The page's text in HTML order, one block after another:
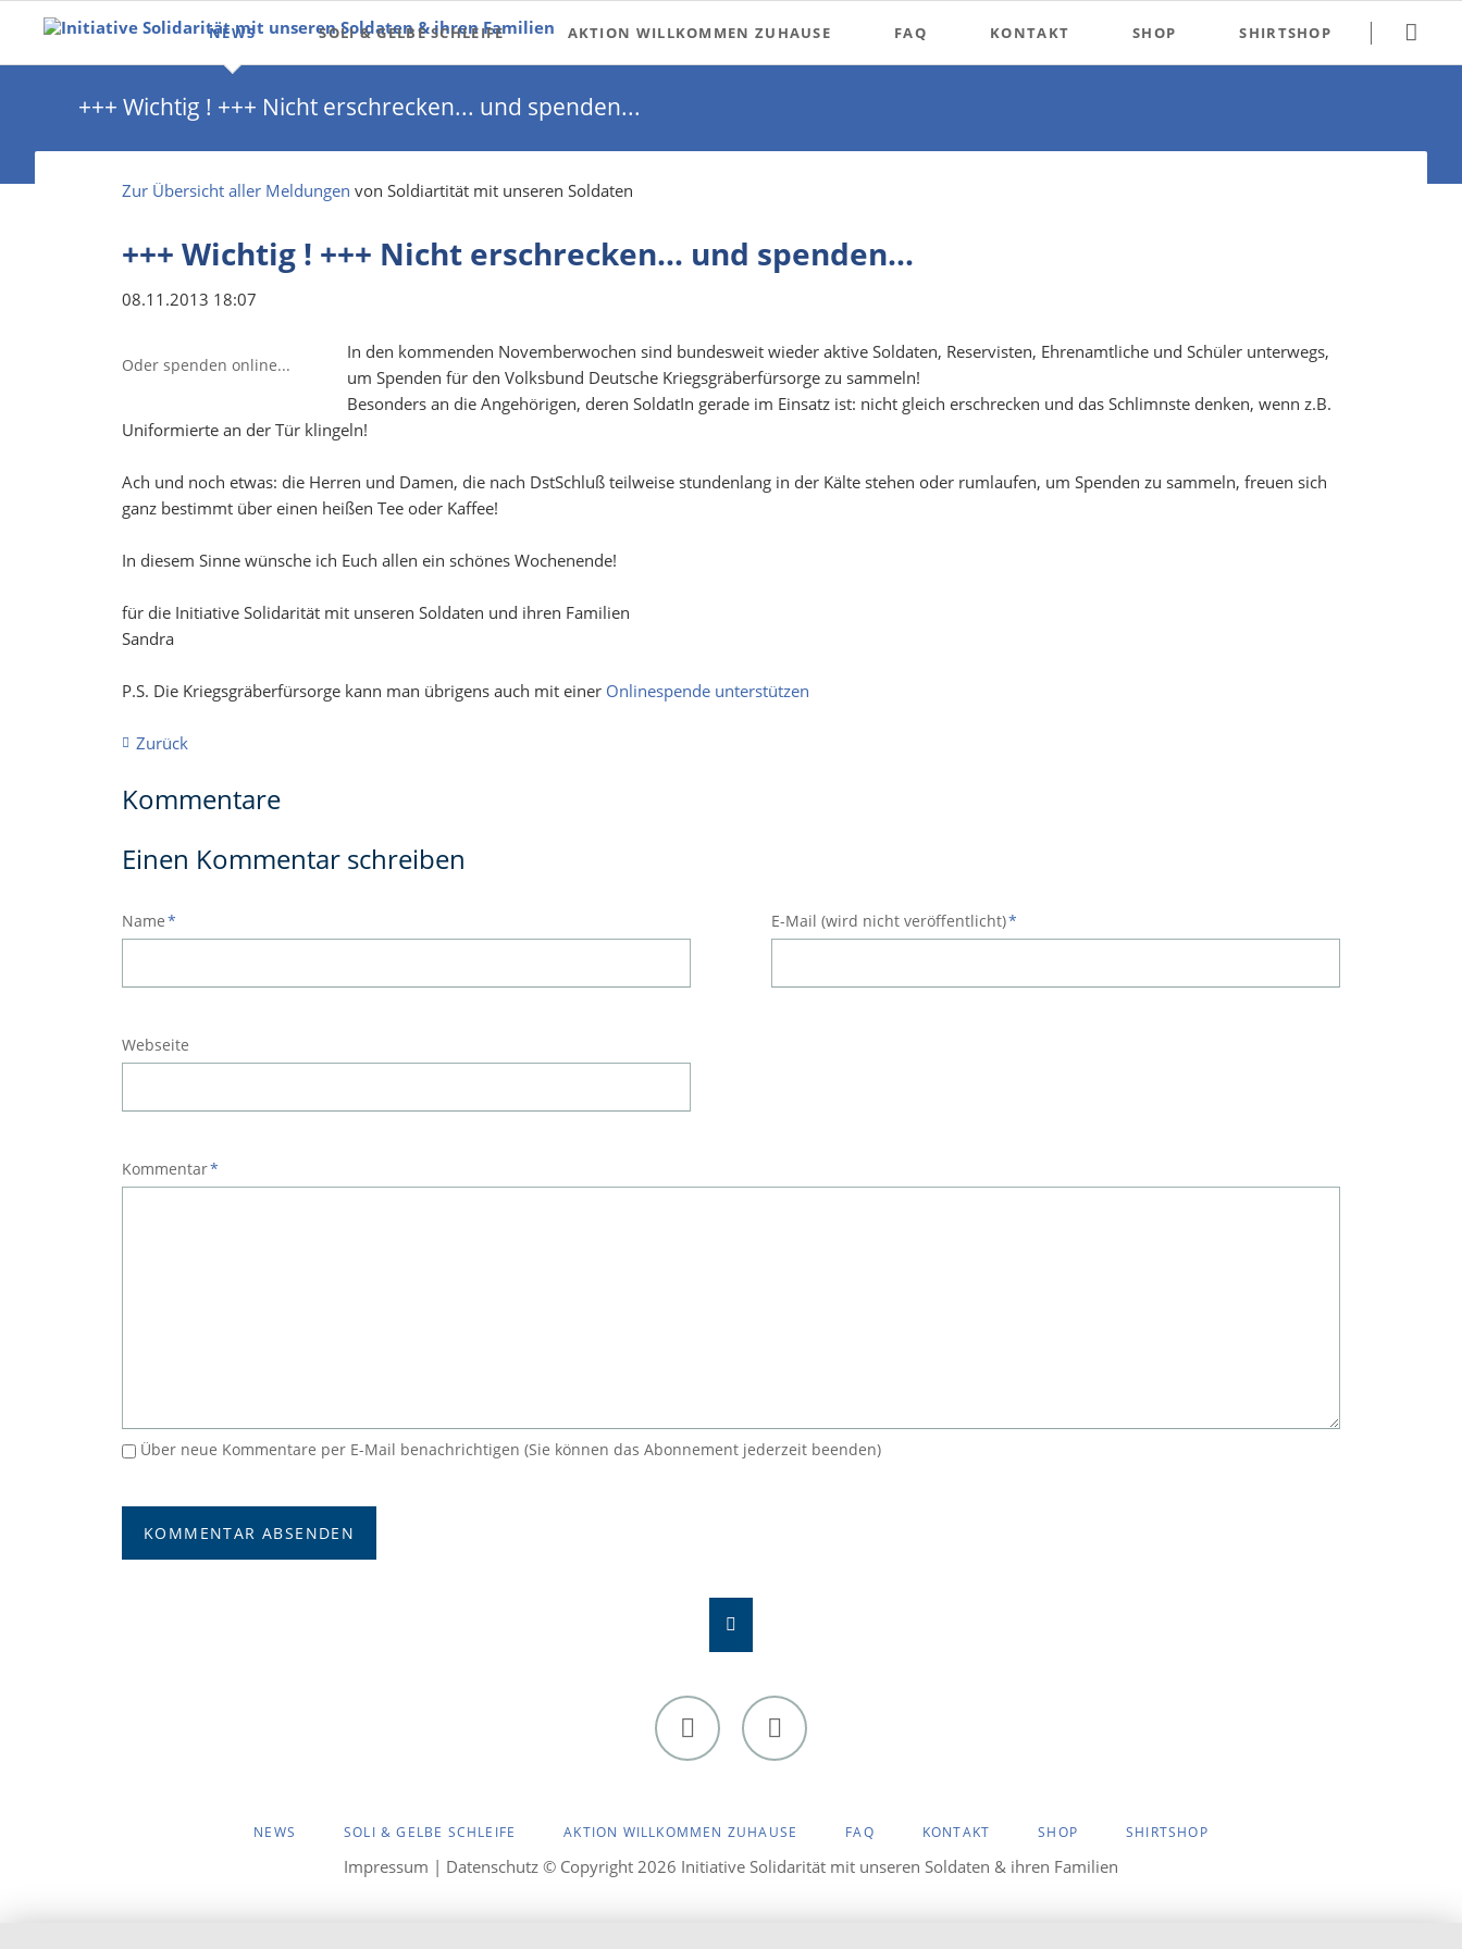
überspringen
NEWS SOLI & GELBE SCHLEIFE AKTION WILLKOMMEN ZUHAUSE FAQ KONTAKT SHOP SHIRTSHOP
+++ Wichtig ! +++ Nicht erschrecken... und spenden...
Zur Übersicht aller Meldungen von Soldiartität mit unseren Soldaten
+++ Wichtig ! +++ Nicht erschrecken... und spenden...
08.11.2013 18:07
Oder spenden online...
In den kommenden Novemberwochen sind bundesweit wieder aktive Soldaten, Reservisten, Ehrenamtliche und Schüler unterwegs,
um Spenden für den Volksbund Deutsche Kriegsgräberfürsorge zu sammeln!
Besonders an die Angehörigen, deren SoldatIn gerade im Einsatz ist: nicht gleich erschrecken und das Schlimnste denken, wenn z.B.
Uniformierte an der Tür klingeln!
Ach und noch etwas: die Herren und Damen, die nach DstSchluß teilweise stundenlang in der Kälte stehen oder rumlaufen, um Spenden zu sammeln, freuen sich
ganz bestimmt über einen heißen Tee oder Kaffee!
In diesem Sinne wünsche ich Euch allen ein schönes Wochenende!
für die Initiative Solidarität mit unseren Soldaten und ihren Familien
Sandra
P.S. Die Kriegsgräberfürsorge kann man übrigens auch mit einer Onlinespende unterstützen
Zurück
Kommentare
Einen Kommentar schreiben
Pflichtfeld
Name* Pflichtfeld
E-Mail (wird nicht veröffentlicht)*
Webseite
Pflichtfeld
Kommentar*
Über neue Kommentare per E-Mail benachrichtigen (Sie können das Abonnement jederzeit beenden)
KOMMENTAR ABSENDEN
ÜBERSPRINGEN
NEWS SOLI & GELBE SCHLEIFE AKTION WILLKOMMEN ZUHAUSE FAQ KONTAKT SHOP SHIRTSHOP
Impressum | Datenschutz © Copyright 2026 Initiative Solidarität mit unseren Soldaten & ihren Familien